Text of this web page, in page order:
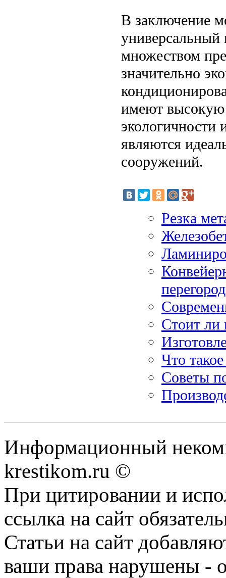
В заключение
универсальный
множеством
значительно
имеют высокую
экологичности
являются
сооружений.
Резка
Стоит ли
Что
Советы
Информационный
krestikom.ru ©
При цитировании и
ссылка на сайт
Статьи на сайт
ваши права нарушены -